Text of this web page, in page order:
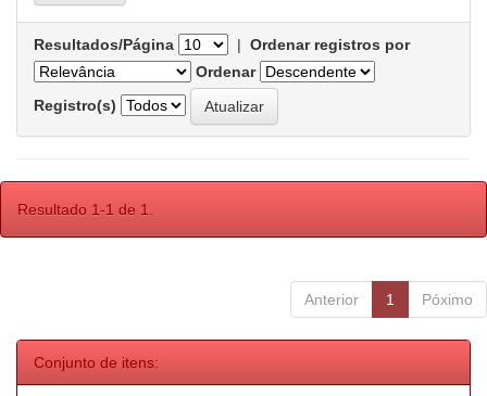
Resultados/Página | Ordenar registros por
Ordenar
Registro(s)
Resultado 1-1 de 1.
Anterior 1 Póximo
Conjunto de itens: